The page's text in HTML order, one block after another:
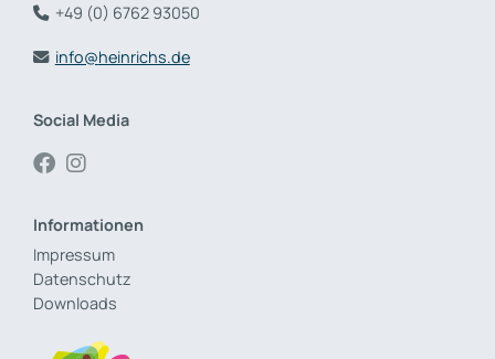
+49 (0) 6762 93050
info@heinrichs.de
Social Media
Informationen
Impressum
Datenschutz
Downloads